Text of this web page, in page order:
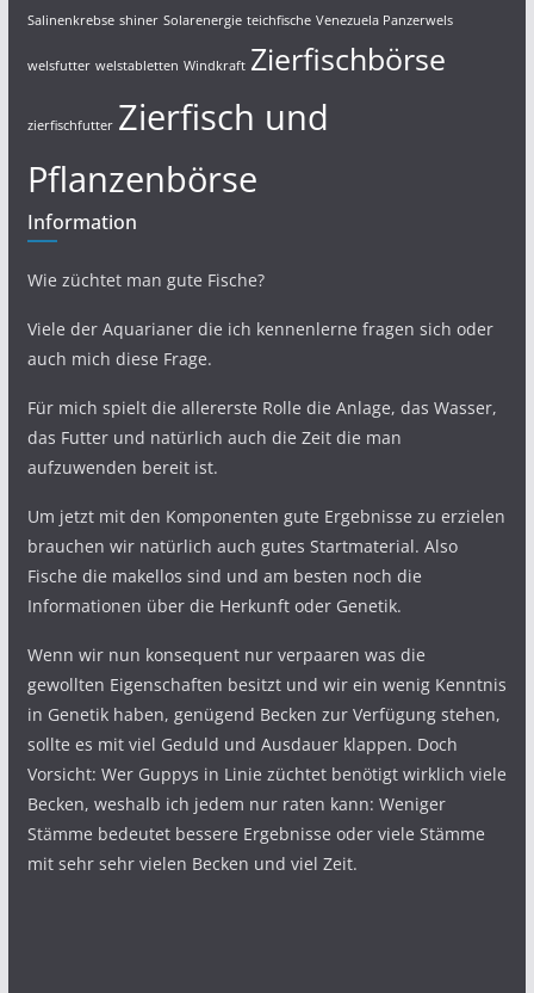
Salinenkrebse shiner Solarenergie teichfische Venezuela Panzerwels
welsfutter welstabletten Windkraft Zierfischbörse
zierfischfutter Zierfisch und
Pflanzenbörse
Information
Wie züchtet man gute Fische?
Viele der Aquarianer die ich kennenlerne fragen sich oder
auch mich diese Frage.
Für mich spielt die allererste Rolle die Anlage, das Wasser,
das Futter und natürlich auch die Zeit die man
aufzuwenden bereit ist.
Um jetzt mit den Komponenten gute Ergebnisse zu erzielen
brauchen wir natürlich auch gutes Startmaterial. Also
Fische die makellos sind und am besten noch die
Informationen über die Herkunft oder Genetik.
Wenn wir nun konsequent nur verpaaren was die
gewollten Eigenschaften besitzt und wir ein wenig Kenntnis
in Genetik haben, genügend Becken zur Verfügung stehen,
sollte es mit viel Geduld und Ausdauer klappen. Doch
Vorsicht: Wer Guppys in Linie züchtet benötigt wirklich viele
Becken, weshalb ich jedem nur raten kann: Weniger
Stämme bedeutet bessere Ergebnisse oder viele Stämme
mit sehr sehr vielen Becken und viel Zeit.